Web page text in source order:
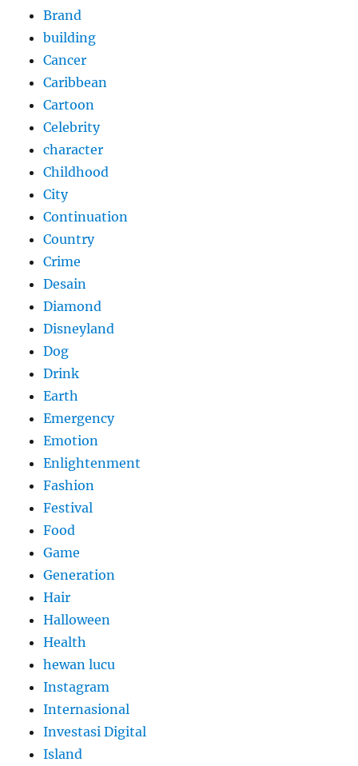
Brand
building
Cancer
Caribbean
Cartoon
Celebrity
character
Childhood
City
Continuation
Country
Crime
Desain
Diamond
Disneyland
Dog
Drink
Earth
Emergency
Emotion
Enlightenment
Fashion
Festival
Food
Game
Generation
Hair
Halloween
Health
hewan lucu
Instagram
Internasional
Investasi Digital
Island